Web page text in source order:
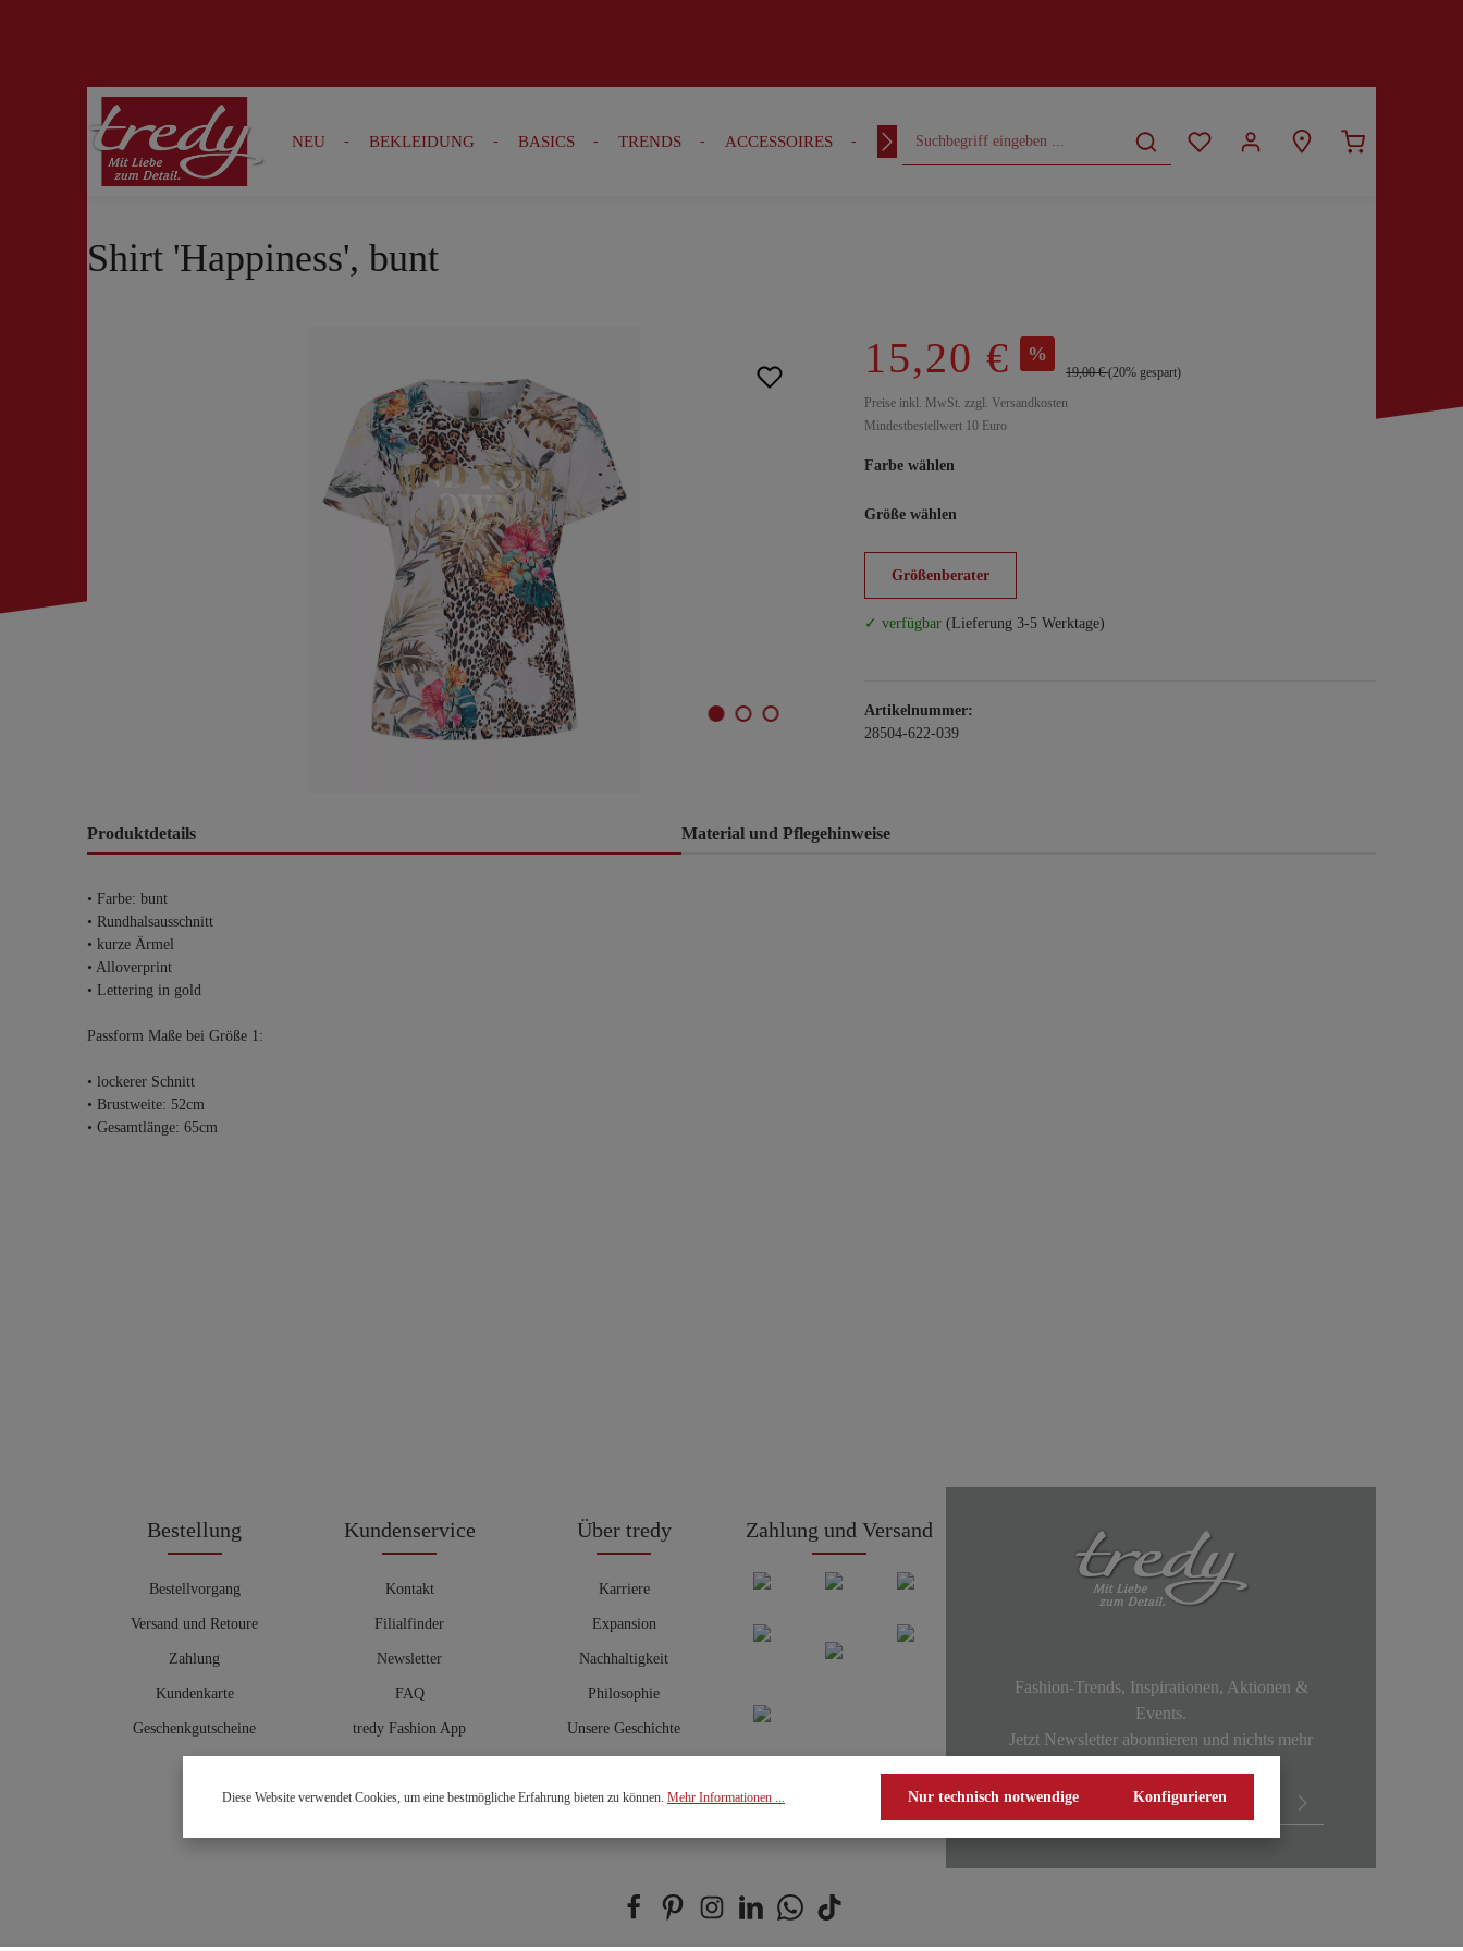
Zur Suche springen Zur Hauptnavigation springen
NEU BEKLEIDUNG BASICS TRENDS ACCESSOIRES OUTFITS CURVY
Shirt 'Happiness', bunt
15,20 € %
19,00 €(20% gespart)
Preise inkl. MwSt. zzgl. Versandkosten
Mindestbestellwert 10 Euro
Farbe wählen
Größe wählen
Größenberater
✓ verfügbar (Lieferung 3-5 Werktage)
Artikelnummer:
28504-622-039
Produktdetails Material und Pflegehinweise
• Farbe: bunt
• Rundhalsausschnitt
• kurze Ärmel
• Alloverprint
• Lettering in gold
Passform Maße bei Größe 1:
• lockerer Schnitt
• Brustweite: 52cm
• Gesamtlänge: 65cm
Bestellung
Bestellvorgang
Versand und Retoure
Zahlung
Kundenkarte
Geschenkgutscheine
Kundenservice
Kontakt
Filialfinder
Newsletter
FAQ
tredy Fashion App
Hosenberater
Über tredy
Karriere
Expansion
Nachhaltigkeit
Philosophie
Unsere Geschichte
Zahlung und Versand
Fashion-Trends, Inspirationen, Aktionen &
Events.
Jetzt Newsletter abonnieren und nichts mehr
Diese Website verwendet Cookies, um eine bestmögliche Erfahrung bieten zu können. Mehr Informationen ... Nur technisch notwendige Konfigurieren